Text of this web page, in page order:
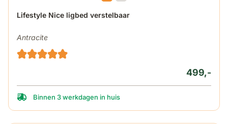
Lifestyle Nice ligbed verstelbaar
Antracite
499,-
Binnen 3 werkdagen in huis